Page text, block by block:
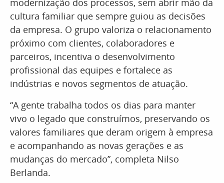
modernização dos processos, sem abrir mão da
cultura familiar que sempre guiou as decisões
da empresa. O grupo valoriza o relacionamento
próximo com clientes, colaboradores e
parceiros, incentiva o desenvolvimento
profissional das equipes e fortalece as
indústrias e novos segmentos de atuação.
“A gente trabalha todos os dias para manter
vivo o legado que construímos, preservando os
valores familiares que deram origem à empresa
e acompanhando as novas gerações e as
mudanças do mercado”, completa Nilso
Berlanda.